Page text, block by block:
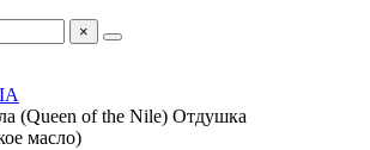
×
(Queen of the Nile) Отдушка
масло)